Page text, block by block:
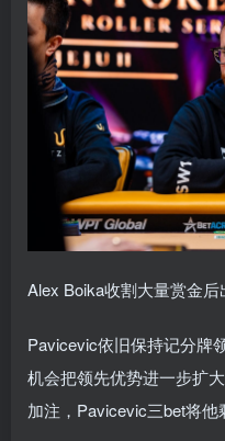
Alex Boika收割大量赏金后
Pavicevic依旧保持记分牌
机会把领先优势进一步扩
加注，Pavicevic三bet将他